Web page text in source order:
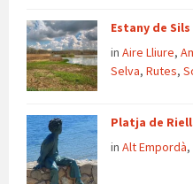
Estany de Sils
in Aire Lliure,
Selva, Rutes,
Platja de
in Alt Empordà,